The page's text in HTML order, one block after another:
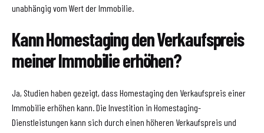
unabhängig vom Wert der Immobilie.
Kann Homestaging den Verkaufspreis
meiner Immobilie erhöhen?
Ja, Studien haben gezeigt, dass Homestaging den Verkaufspreis einer
Immobilie erhöhen kann. Die Investition in Homestaging-
Dienstleistungen kann sich durch einen höheren Verkaufspreis und